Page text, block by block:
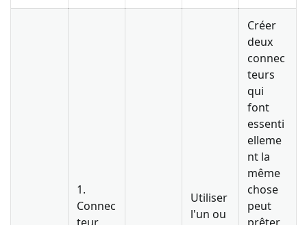
1.
Connec
Utiliser
l'un ou
Créer
deux
connec
teurs
qui
font
essenti
elleme
nt la
même
chose
peut